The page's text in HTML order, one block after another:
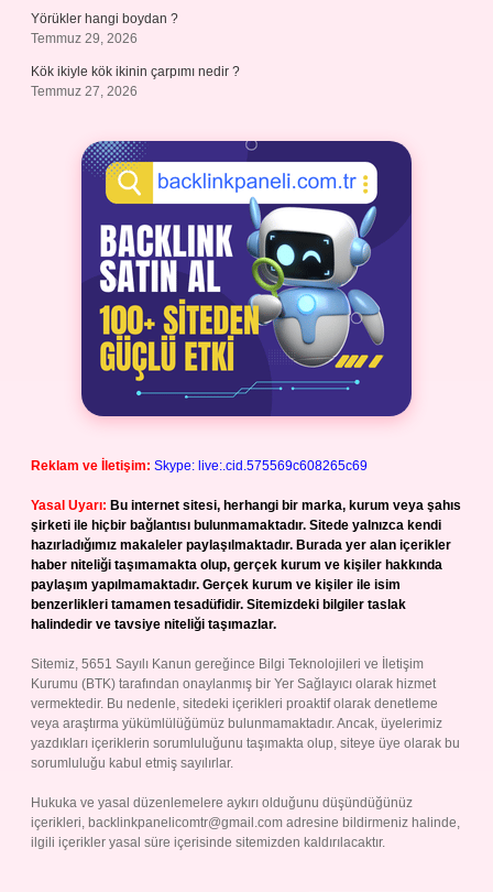
Yörükler hangi boydan ?
Temmuz 29, 2026
Kök ikiyle kök ikinin çarpımı nedir ?
Temmuz 27, 2026
Reklam ve İletişim: Skype: live:.cid.575569c608265c69
Yasal Uyarı: Bu internet sitesi, herhangi bir marka, kurum veya şahıs
şirketi ile hiçbir bağlantısı bulunmamaktadır. Sitede yalnızca kendi
hazırladığımız makaleler paylaşılmaktadır. Burada yer alan içerikler
haber niteliği taşımamakta olup, gerçek kurum ve kişiler hakkında
paylaşım yapılmamaktadır. Gerçek kurum ve kişiler ile isim
benzerlikleri tamamen tesadüfidir. Sitemizdeki bilgiler taslak
halindedir ve tavsiye niteliği taşımazlar.
Sitemiz, 5651 Sayılı Kanun gereğince Bilgi Teknolojileri ve İletişim
Kurumu (BTK) tarafından onaylanmış bir Yer Sağlayıcı olarak hizmet
vermektedir. Bu nedenle, sitedeki içerikleri proaktif olarak denetleme
veya araştırma yükümlülüğümüz bulunmamaktadır. Ancak, üyelerimiz
yazdıkları içeriklerin sorumluluğunu taşımakta olup, siteye üye olarak bu
sorumluluğu kabul etmiş sayılırlar.
Hukuka ve yasal düzenlemelere aykırı olduğunu düşündüğünüz
içerikleri, backlinkpanelicomtr@gmail.com adresine bildirmeniz halinde,
ilgili içerikler yasal süre içerisinde sitemizden kaldırılacaktır.